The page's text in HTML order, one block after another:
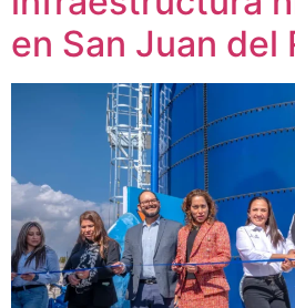
en San Juan del